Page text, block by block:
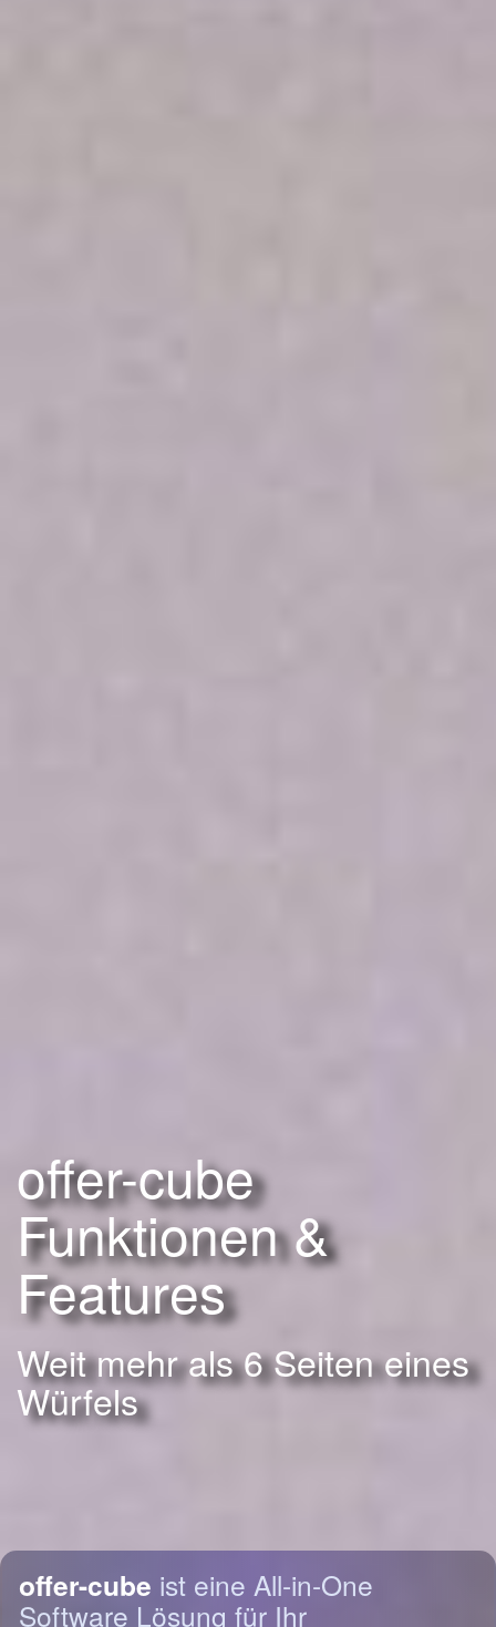
offer-cube
Funktionen &
Features
Weit mehr als 6 Seiten eines
Würfels
offer-cube ist eine All-in-One
Software Lösung für Ihr